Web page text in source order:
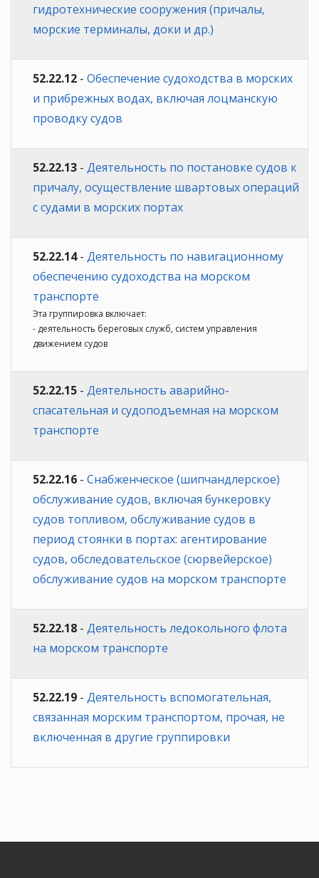
гидротехнические сооружения (причалы,
морские терминалы, доки и др.)
52.22.12 - Обеспечение судоходства в морских
и прибрежных водах, включая лоцманскую
проводку судов
52.22.13 - Деятельность по постановке судов к
причалу, осуществление швартовых операций
с судами в морских портах
52.22.14- Деятельность по навигационному
обеспечению судоходства на морском
транспорте
Эта группировка включает:
- деятельность береговых служб, систем управления
движением судов
52.22.15 - Деятельность аварийно-
спасательная и судоподъемная на морском
транспорте
52.22.16 - Снабженческое (шипчандлерское)
обслуживание судов, включая бункеровку
судов топливом, обслуживание судов в
период стоянки в портах: агентирование
судов, обследовательское (сюрвейерское)
обслуживание судов на морском транспорте
52.22.18 - Деятельность ледокольного флота
на морском транспорте
52.22.19 - Деятельность вспомогательная,
связанная морским транспортом, прочая, не
включенная в другие группировки